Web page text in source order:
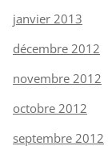
janvier 2013
décembre 2012
novembre 2012
octobre 2012
septembre 2012